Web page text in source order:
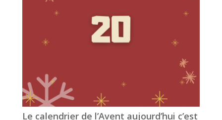
Le calendrier de l’Avent aujourd’hui c’est